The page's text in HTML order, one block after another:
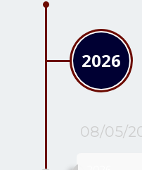
2026
08/05/